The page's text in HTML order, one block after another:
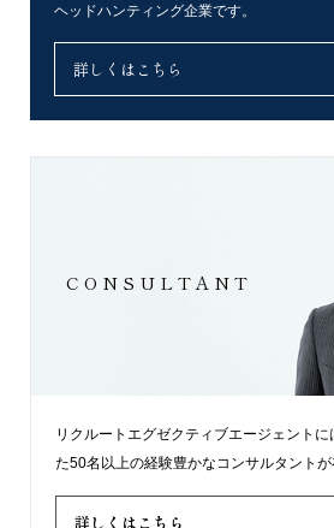
ヘッドハンティング企業です。
詳しくはこちら
CONSULTANT
リクルートエグゼクティブエージェント
た50名以上の経験豊かなコンサルタントが
詳しくはこちら